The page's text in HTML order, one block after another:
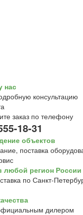
нас
консультацию
заказ по телефону
18-31
объектов
поставка
любой регион России
по Санкт-
дилером